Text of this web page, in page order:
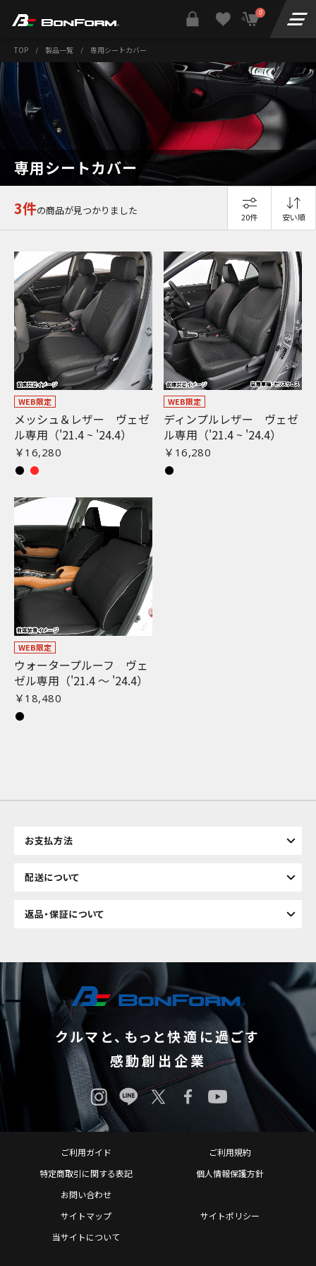
0
TOP / 製品一覧 / 専用シートカバー
専用シートカバー
3件の商品が見つかりました
20件 安い順
WEB限定
メッシュ＆レザー ヴェゼ
ル専用（'21.4 ~ '24.4）
￥16,280
WEB限定
ディンプルレザー ヴェゼ
ル専用（'21.4 ~ '24.4）
￥16,280
WEB限定
ウォータープルーフ ヴェ
ゼル専用（'21.4 〜 '24.4）
￥18,480 お買い物を続ける
お支払方法
配送について
返品・保証について
クルマと、もっと快適に過ごす
感動創出企業
ご利用ガイド
ご利用規約
特定商取引に関する表記
個人情報保護方針
お問い合わせ
サイトマップ
サイトポリシー
当サイトについて